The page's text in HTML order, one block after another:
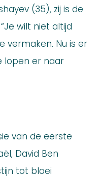
(35), zij is de
wilt niet altijd
vermaken. Nu is er
lopen er naar
van de eerste
David Ben
tot bloei